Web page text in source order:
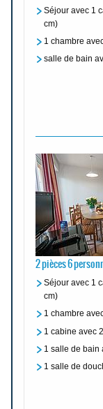
Séjour avec 1
cm)
1 chambre
salle de bain
2 pièces 6
Séjour avec 1
cm)
1 chambre
1 cabine avec
1 salle de bain
1 salle de